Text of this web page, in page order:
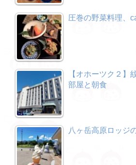
圧巻の野菜料理、
【オホーツク２】
部屋と朝食
八ヶ岳高原ロッジ